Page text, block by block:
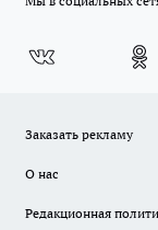
Заказать рекламу
О нас
Редакционная